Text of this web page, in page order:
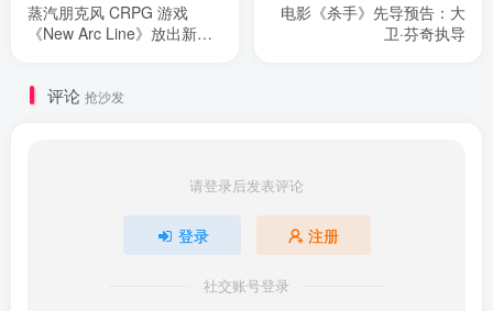
蒸汽朋克风 CRPG 游戏
《New Arc Line》放出新预
电影《杀手》先导预告：大
卫·芬奇执导
评论 抢沙发
请登录后发表评论
登录 注册
社交账号登录